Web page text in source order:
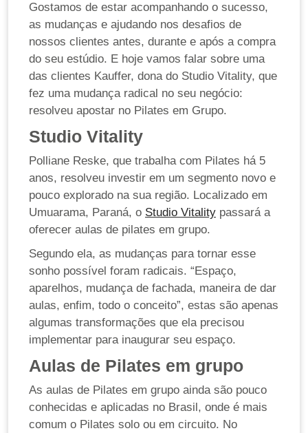
Gostamos de estar acompanhando o sucesso,
as mudanças e ajudando nos desafios de
nossos clientes antes, durante e após a compra
do seu estúdio. E hoje vamos falar sobre uma
das clientes Kauffer, dona do Studio Vitality, que
fez uma mudança radical no seu negócio:
resolveu apostar no Pilates em Grupo.
Studio Vitality
Polliane Reske, que trabalha com Pilates há 5
anos, resolveu investir em um segmento novo e
pouco explorado na sua região. Localizado em
Umuarama, Paraná, o Studio Vitality passará a
oferecer aulas de pilates em grupo.
Segundo ela, as mudanças para tornar esse
sonho possível foram radicais. “Espaço,
aparelhos, mudança de fachada, maneira de dar
aulas, enfim, todo o conceito”, estas são apenas
algumas transformações que ela precisou
implementar para inaugurar seu espaço.
Aulas de Pilates em grupo
As aulas de Pilates em grupo ainda são pouco
conhecidas e aplicadas no Brasil, onde é mais
comum o Pilates solo ou em circuito. No